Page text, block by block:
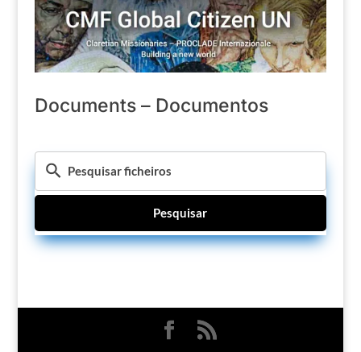
Documents – Documentos
Pesquisar